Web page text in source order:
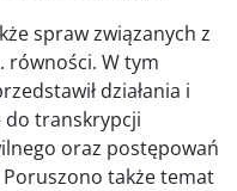
spraw związanych z
równości. W tym
działania i
transkrypcji
oraz postępowań
także temat